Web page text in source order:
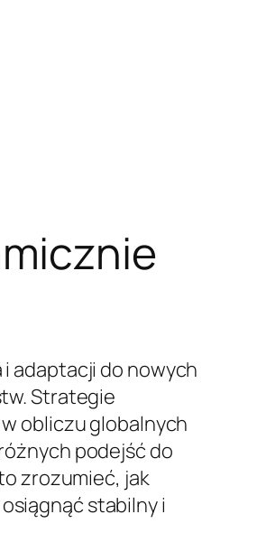
adaptacji do nowych
Strategie
obliczu globalnych
podejść do
zrozumieć, jak
stabilny i